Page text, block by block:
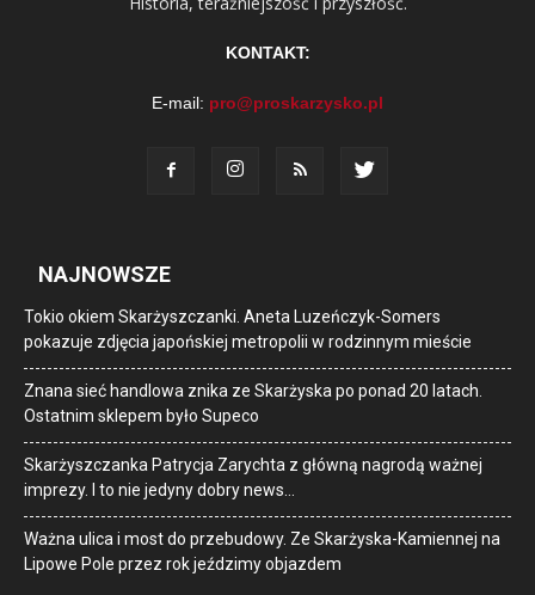
KONTAKT:
E-mail: pro@proskarzysko.pl
NAJNOWSZE
Tokio okiem Skarżyszczanki. Aneta Luzeńczyk-Somers
pokazuje zdjęcia japońskiej metropolii w rodzinnym mieście
Znana sieć handlowa znika ze Skarżyska po ponad 20 latach.
Ostatnim sklepem było Supeco
Skarżyszczanka Patrycja Zarychta z główną nagrodą ważnej
imprezy. I to nie jedyny dobry news…
Ważna ulica i most do przebudowy. Ze Skarżyska-Kamiennej na
Lipowe Pole przez rok jeździmy objazdem